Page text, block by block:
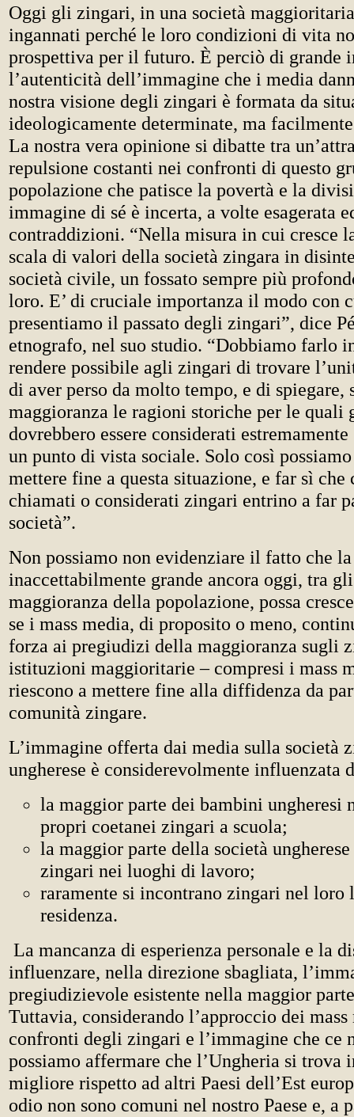
Oggi gli zingari, in una società
ingannati perché le loro condizioni di vita
prospettiva per il futuro. È perciò di grande
l’autenticità dell’immagine che i media
nostra visione degli zingari è formata da
ideologicamente determinate, ma
La nostra vera opinione si dibatte tra
repulsione costanti nei confronti di questo
popolazione che patisce la povertà e la
immagine di sé è incerta, a volte esagerata
contraddizioni. “Nella misura in cui cresce
scala di valori della società zingara in
società civile, un fossato sempre più
loro. E’ di cruciale importanza il modo con
presentiamo il passato degli zingari”, dice
etnografo, nel suo studio. “Dobbiamo farlo
rendere possibile agli zingari di trovare
di aver perso da molto tempo, e di spiegare,
maggioranza le ragioni storiche per le quali
dovrebbero essere considerati
un punto di vista sociale. Solo così
mettere fine a questa situazione, e far sì che
chiamati o considerati zingari entrino a far
società”.
Non possiamo non evidenziare il fatto che
inaccettabilmente grande ancora oggi, tra
maggioranza della popolazione, possa
se i mass media, di proposito o meno,
forza ai pregiudizi della maggioranza sugli
istituzioni maggioritarie – compresi i mass
riescono a mettere fine alla diffidenza da
comunità zingare.
L’immagine offerta dai media sulla società
ungherese è considerevolmente influenzata
la maggior parte dei bambini ungheresi
propri coetanei zingari a scuola;
la maggior parte della società
zingari nei luoghi di lavoro;
raramente si incontrano zingari nel loro
residenza.
La mancanza di esperienza personale e la
influenzare, nella direzione sbagliata,
pregiudizievole esistente nella maggior
Tuttavia, considerando l’approccio dei
confronti degli zingari e l’immagine che ce
possiamo affermare che l’Ungheria si trova
migliore rispetto ad altri Paesi dell’Est
odio non sono comuni nel nostro Paese e, a